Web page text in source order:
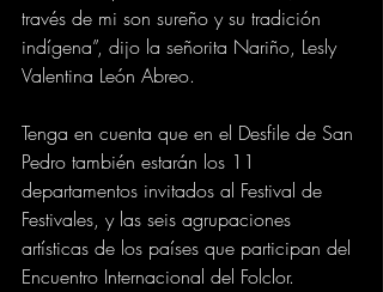
través de mi son sureño y su tradición
indígena”, dijo la señorita Nariño, Lesly
Valentina León Abreo.
Tenga en cuenta que en el Desfile de San
Pedro también estarán los 11
departamentos invitados al Festival de
Festivales, y las seis agrupaciones
artísticas de los países que participan del
Encuentro Internacional del Folclor.